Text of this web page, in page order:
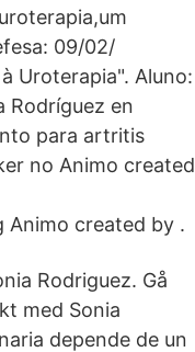
09/02/
Uroterapia". Aluno:
Rodríguez en
para artritis
no Animo created
created by .
Rodriguez. Gå
med Sonia
depende de un